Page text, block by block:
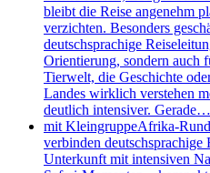
bleibt die Reise angenehm
verzichten. Besonders
deutschsprachige
Orientierung, sondern auch
Tierwelt, die Geschichte
Landes wirklich verstehen
deutlich intensiver. Gerade…
mit KleingruppeAfrika-
verbinden deutschsprachige
Unterkunft mit intensiven